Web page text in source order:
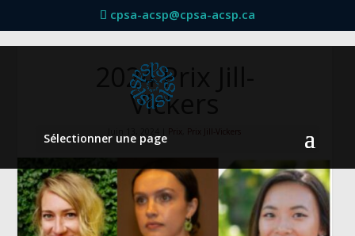
cpsa-acsp@cpsa-acsp.ca
Sélectionner une page
2024 Prix Jill-
Vickers